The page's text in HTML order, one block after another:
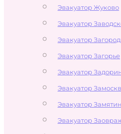
Эвакуатор Жуково
Эвакуатор
Эвакуатор
Эвакуатор Загорье
Эвакуатор
Эвакуатор
Эвакуатор
Эвакуатор